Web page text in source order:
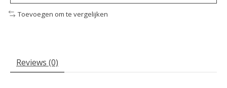
Toevoegen om te vergelijken
Reviews (0)